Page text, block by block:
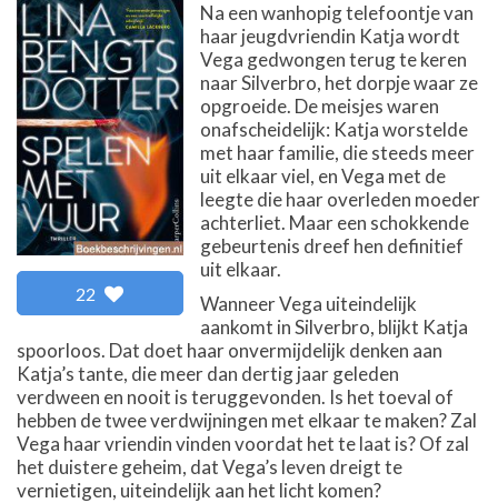
22
Na een wanhopig telefoontje van
haar jeugdvriendin Katja wordt
Vega gedwongen terug te keren
naar Silverbro, het dorpje waar ze
opgroeide. De meisjes waren
onafscheidelijk: Katja worstelde
met haar familie, die steeds meer
uit elkaar viel, en Vega met de
leegte die haar overleden moeder
achterliet. Maar een schokkende
gebeurtenis dreef hen definitief
uit elkaar.
Wanneer Vega uiteindelijk
aankomt in Silverbro, blijkt Katja
spoorloos. Dat doet haar onvermijdelijk denken aan
Katja’s tante, die meer dan dertig jaar geleden
verdween en nooit is teruggevonden. Is het toeval of
hebben de twee verdwijningen met elkaar te maken? Zal
Vega haar vriendin vinden voordat het te laat is? Of zal
het duistere geheim, dat Vega’s leven dreigt te
vernietigen, uiteindelijk aan het licht komen?